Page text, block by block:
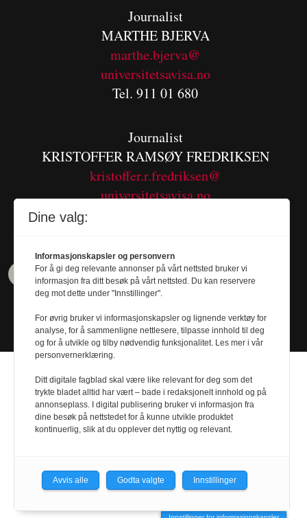
Journalist
MARTHE BJERVA
marthe.bjerva@
universitetsavisa.no
Tel. 911 01 680
Journalist
KRISTOFFER RAMSØY FREDRIKSEN
kristoffer.r.fredriksen@
universitetsavisa.no
Design byNordström Design- Powered by
Dine valg:
Informasjonskapsler og personvern
For å gi deg relevante annonser på vårt nettsted bruker vi
informasjon fra ditt besøk på vårt nettsted. Du kan reservere
deg mot dette under "Innstillinger".
For øvrig bruker vi informasjonskapsler og lignende verktøy for
analyse, for å sammenligne nettlesere, tilpasse innhold til deg
og for å utvikle og tilby nødvendig funksjonalitet. Les mer i vår
personvernerklæring.
Ditt digitale fagblad skal være like relevant for deg som det
trykte bladet alltid har vært – bade i redaksjonelt innhold og på
annonseplass. I digital publisering bruker vi informasjon fra
dine besøk på nettstedet for å kunne utvikle produktet
kontinuerlig, slik at du opplever det nyttig og relevant.
Avvis alle Godta valgte Innstillinger